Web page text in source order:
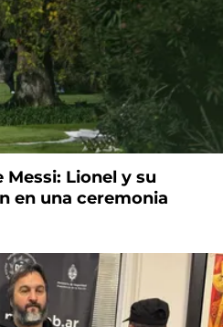
Lionel y su
en una ceremonia